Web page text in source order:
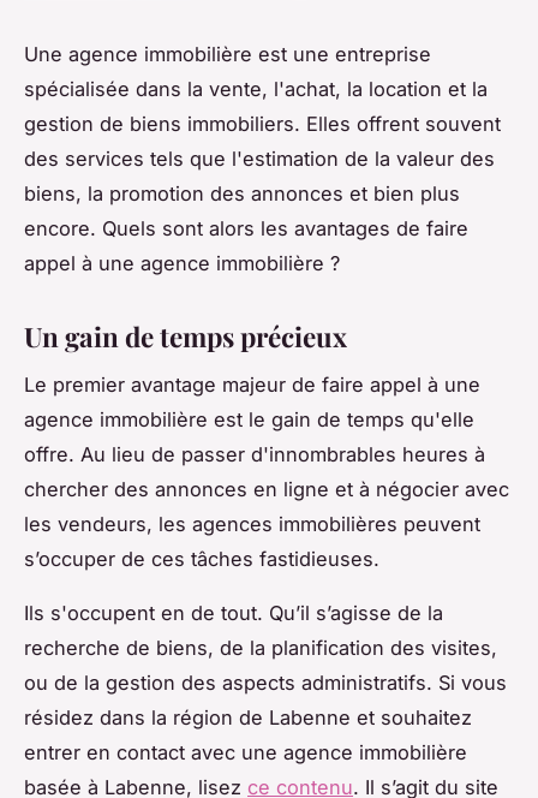
Une agence immobilière est une entreprise
spécialisée dans la vente, l'achat, la location et la
gestion de biens immobiliers. Elles offrent souvent
des services tels que l'estimation de la valeur des
biens, la promotion des annonces et bien plus
encore. Quels sont alors les avantages de faire
appel à une agence immobilière ?
Un gain de temps précieux
Le premier avantage majeur de faire appel à une
agence immobilière est le gain de temps qu'elle
offre. Au lieu de passer d'innombrables heures à
chercher des annonces en ligne et à négocier avec
les vendeurs, les agences immobilières peuvent
s’occuper de ces tâches fastidieuses.
Ils s'occupent en de tout. Qu’il s’agisse de la
recherche de biens, de la planification des visites,
ou de la gestion des aspects administratifs. Si vous
résidez dans la région de Labenne et souhaitez
entrer en contact avec une agence immobilière
basée à Labenne, lisez ce contenu. Il s’agit du site